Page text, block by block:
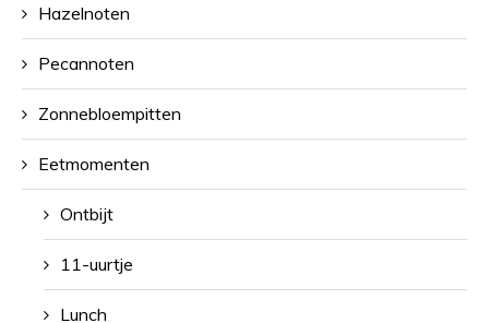
Hazelnoten
Pecannoten
Zonnebloempitten
Eetmomenten
Ontbijt
11-uurtje
Lunch